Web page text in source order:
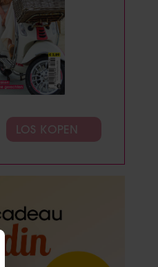
LOS KOPEN